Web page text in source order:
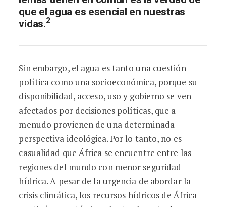
que el agua es esencial en nuestras
vidas.2
Sin embargo, el agua es tanto una cuestión
política como una socioeconómica, porque su
disponibilidad, acceso, uso y gobierno se ven
afectados por decisiones políticas, que a
menudo provienen de una determinada
perspectiva ideológica. Por lo tanto, no es
casualidad que África se encuentre entre las
regiones del mundo con menor seguridad
hídrica. A pesar de la urgencia de abordar la
crisis climática, los recursos hídricos de África